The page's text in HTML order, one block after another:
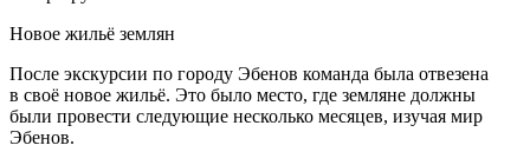
Новое жильё землян
После экскурсии по городу Эбенов команда была отвезена
в своё новое жильё. Это было место, где земляне должны
были провести следующие несколько месяцев, изучая мир
Эбенов.